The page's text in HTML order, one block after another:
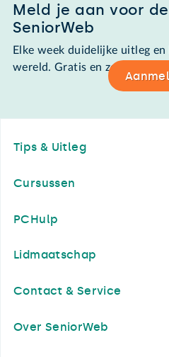
Meld je aan voor
SeniorWeb
Elke week duidelijke uitleg
wereld. Gratis en zomaar in
Tips & Uitleg
Cursussen
PCHulp
Lidmaatschap
Contact & Service
Over SeniorWeb